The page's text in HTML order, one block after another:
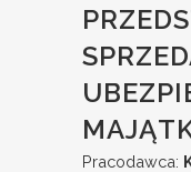
Pracodawca: